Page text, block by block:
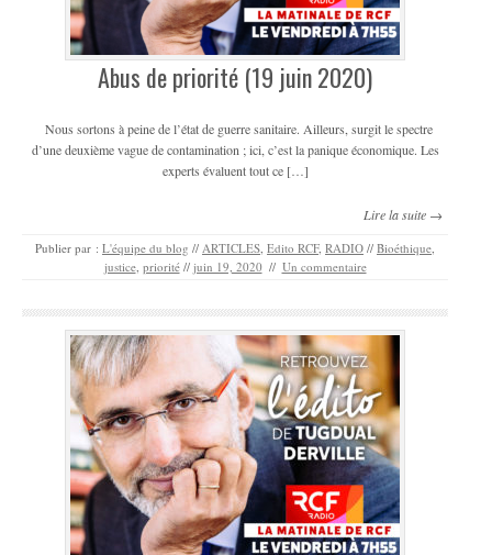
Abus de priorité (19 juin 2020)
Nous sortons à peine de l’état de guerre sanitaire. Ailleurs, surgit le spectre
d’une deuxième vague de contamination ; ici, c’est la panique économique. Les
experts évaluent tout ce […]
Lire la suite →
Publier par : L'équipe du blog // ARTICLES Edito RCF, RADIO // Bioéthique
justice, priorité // juin 19, 2020 // Un commentaire